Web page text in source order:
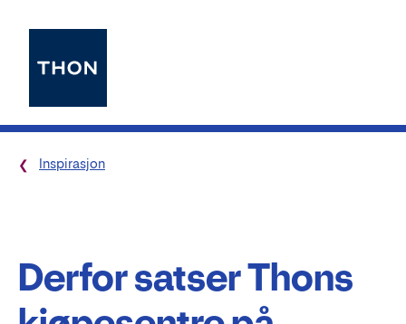
Inspirasjon
Derfor satser Thons